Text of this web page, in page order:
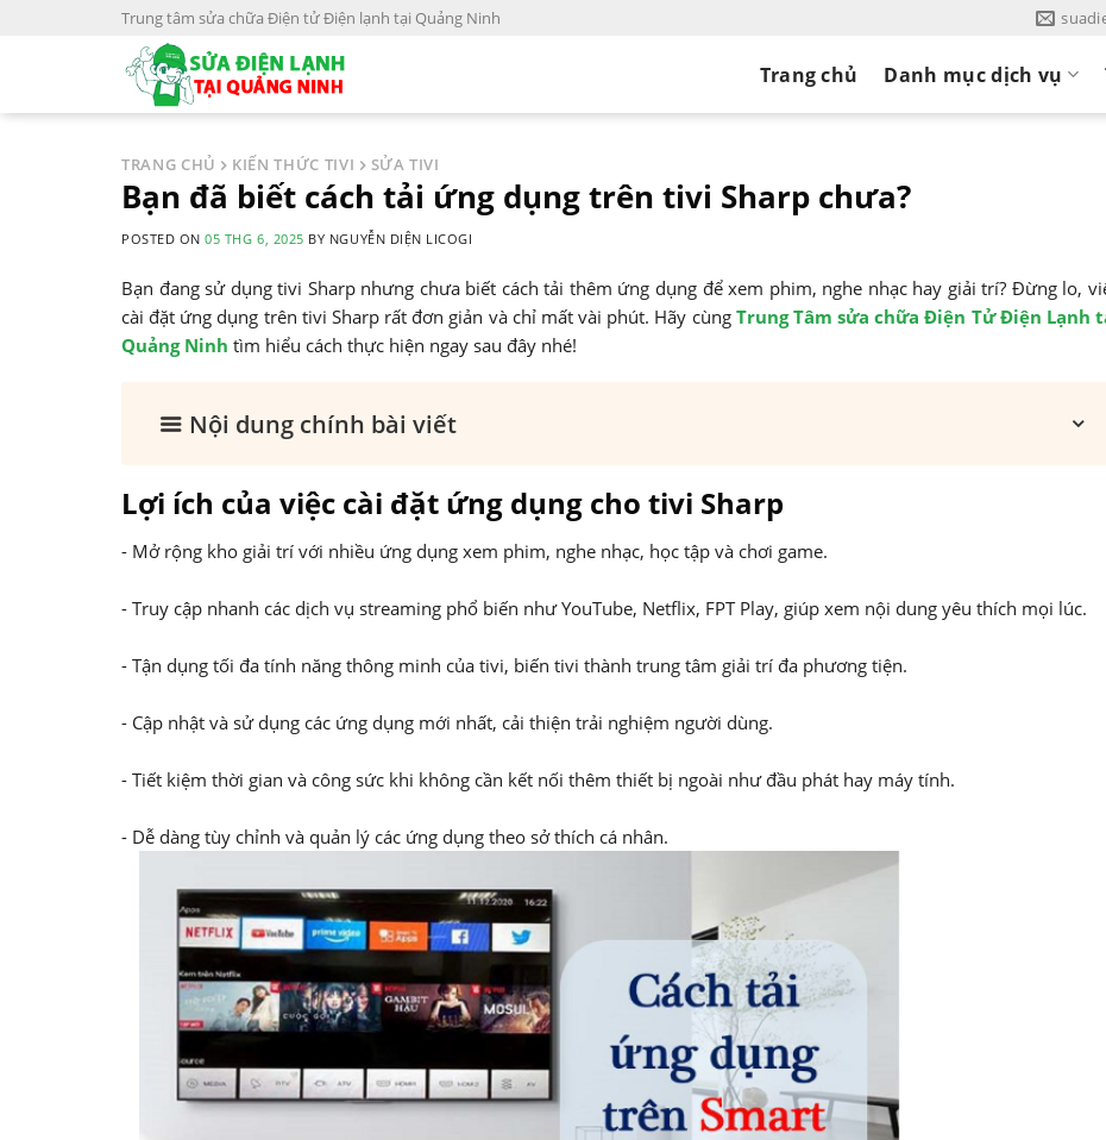
Trung tâm sửa chữa Điện tử Điện lạnh tại Quảng Ninh
Trang chủ Danh mục dịch vụ
TRANG CHỦ KIẾN THỨC TIVI SỬA TIVI
Bạn đã biết cách tải ứng dụng trên tivi Sharp chưa?
POSTED ON05 THG 6, 2025 BY NGUYỄN DIỆN LICOGI
Bạn đang sử dụng tivi Sharp nhưng chưa biết cách tải thêm ứng dụng để xem phim, nghe nhạc hay giải trí? Đừng lo,
cài đặt ứng dụng trên tivi Sharp rất đơn giản và chỉ mất vài phút. Hãy cùng Trung Tâm sửa chữa Điện Tử Điện Lạnh
Quảng Ninh tìm hiểu cách thực hiện ngay sau đây nhé!
Nội dung chính bài viết
Lợi ích của việc cài đặt ứng dụng cho tivi Sharp
- Mở rộng kho giải trí với nhiều ứng dụng xem phim, nghe nhạc, học tập và chơi game.
- Truy cập nhanh các dịch vụ streaming phổ biến như YouTube, Netflix, FPT Play, giúp xem nội dung yêu thích mọi lúc.
- Tận dụng tối đa tính năng thông minh của tivi, biến tivi thành trung tâm giải trí đa phương tiện.
- Cập nhật và sử dụng các ứng dụng mới nhất, cải thiện trải nghiệm người dùng.
- Tiết kiệm thời gian và công sức khi không cần kết nối thêm thiết bị ngoài như đầu phát hay máy tính.
- Dễ dàng tùy chỉnh và quản lý các ứng dụng theo sở thích cá nhân.